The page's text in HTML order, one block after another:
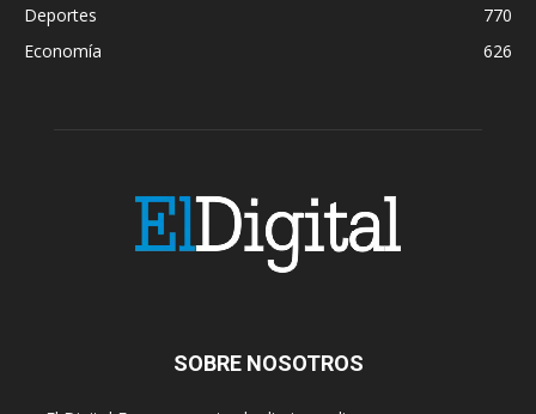
Deportes
770
Economía
626
SOBRE NOSOTROS